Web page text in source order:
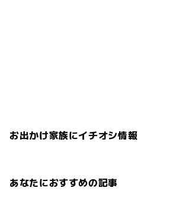
お出かけ家族にイチオシ情報
あなたにおすすめの記事